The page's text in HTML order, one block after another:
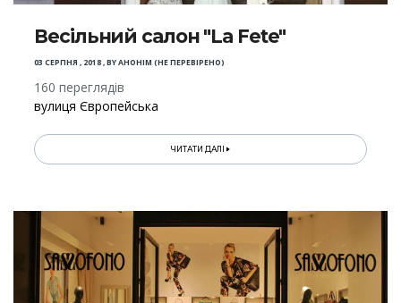
Весільний салон "La Fete"
03 СЕРПНЯ , 2018,BYАНОНІМ (НЕ ПЕРЕВІРЕНО)
160 переглядів
вулиця Європейська
ЧИТАТИ ДАЛІ